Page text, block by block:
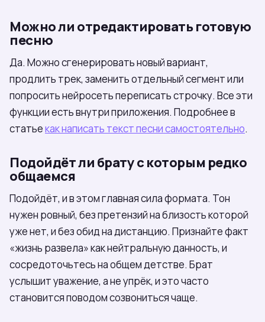
Можно ли отредактировать готовую
песню
Да. Можно сгенерировать новый вариант,
продлить трек, заменить отдельный сегмент или
попросить нейросеть переписать строчку. Все эти
функции есть внутри приложения. Подробнее в
статьекак написать текст песни самостоятельно.
Подойдёт ли брату с которым редко
общаемся
Подойдёт, и в этом главная сила формата. Тон
нужен ровный, без претензий на близость которой
уже нет, и без обид на дистанцию. Признайте факт
«жизнь развела» как нейтральную данность, и
сосредоточьтесь на общем детстве. Брат
услышит уважение, а не упрёк, и это часто
становится поводом созвониться чаще.